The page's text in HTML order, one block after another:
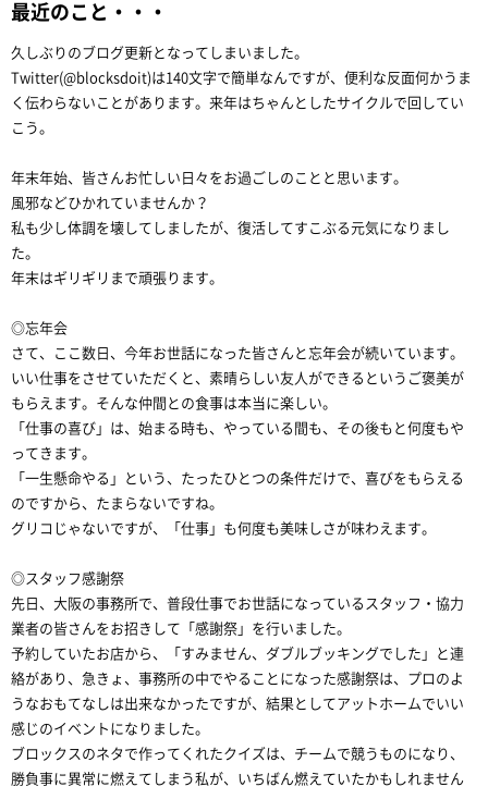
最近のこと・・・
久しぶりのブログ更新となってしまいました。
Twitter(@blocksdoit)は140文字で簡単なんですが、便利な反面何かうま
く伝わらないことがあります。来年はちゃんとしたサイクルで回してい
こう。
年末年始、皆さんお忙しい日々をお過ごしのことと思います。
風邪などひかれていませんか？
私も少し体調を壊してしましたが、復活してすこぶる元気になりまし
た。
年末はギリギリまで頑張ります。
◎忘年会
さて、ここ数日、今年お世話になった皆さんと忘年会が続いています。
いい仕事をさせていただくと、素晴らしい友人ができるというご褒美が
もらえます。そんな仲間との食事は本当に楽しい。
「仕事の喜び」は、始まる時も、やっている間も、その後もと何度もや
ってきます。
「一生懸命やる」という、たったひとつの条件だけで、喜びをもらえる
のですから、たまらないですね。
グリコじゃないですが、「仕事」も何度も美味しさが味わえます。
◎スタッフ感謝祭
先日、大阪の事務所で、普段仕事でお世話になっているスタッフ・協力
業者の皆さんをお招きして「感謝祭」を行いました。
予約していたお店から、「すみません、ダブルブッキングでした」と連
絡があり、急きょ、事務所の中でやることになった感謝祭は、プロのよ
うなおもてなしは出来なかったですが、結果としてアットホームでいい
感じのイベントになりました。
ブロックスのネタで作ってくれたクイズは、チームで競うものになり、
勝負事に異常に燃えてしまう私が、いちばん燃えていたかもしれません